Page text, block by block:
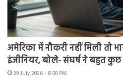
अमेरिका में नौकरी नहीं मिली तो
इंजीनियर, बोले- संघर्ष ने बहुत कुछ
29 July 2026 - 8:00 PM